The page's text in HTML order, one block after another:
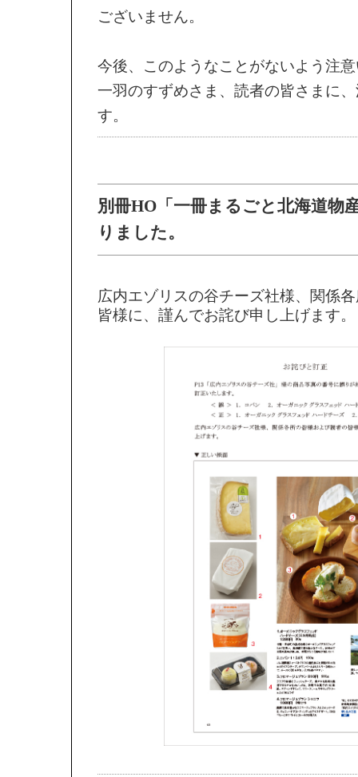
ございません。
今後、このようなことがないよう注
一羽のすずめさま、読者の皆さまに
す。
別冊HO「一冊まるごと北海道物
りました。
広内エゾリスの谷チーズ社様、関係
皆様に、謹んでお詫び申し上げます。